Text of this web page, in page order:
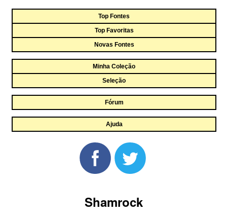
Top Fontes
Top Favoritas
Novas Fontes
Minha Coleção
Seleção
Fórum
Ajuda
Shamrock